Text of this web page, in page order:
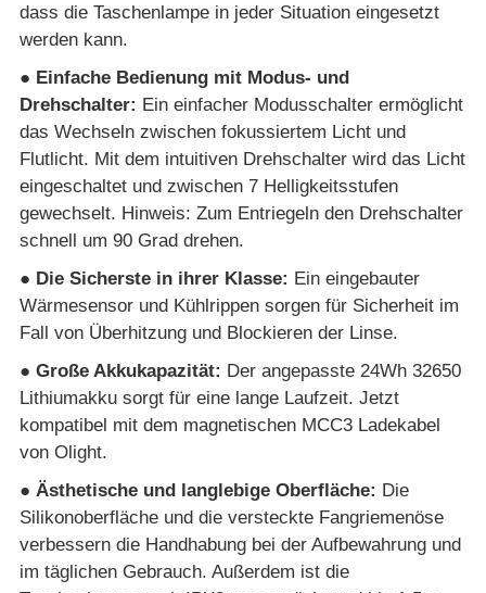
dass die Taschenlampe in jeder Situation eingesetzt
werden kann.
● Einfache Bedienung mit Modus- und
Drehschalter: Ein einfacher Modusschalter ermöglicht
das Wechseln zwischen fokussiertem Licht und
Flutlicht. Mit dem intuitiven Drehschalter wird das Licht
eingeschaltet und zwischen 7 Helligkeitsstufen
gewechselt. Hinweis: Zum Entriegeln den Drehschalter
schnell um 90 Grad drehen.
● Die Sicherste in ihrer Klasse: Ein eingebauter
Wärmesensor und Kühlrippen sorgen für Sicherheit im
Fall von Überhitzung und Blockieren der Linse.
● Große Akkukapazität: Der angepasste 24Wh 32650
Lithiumakku sorgt für eine lange Laufzeit. Jetzt
kompatibel mit dem magnetischen MCC3 Ladekabel
von Olight.
● Ästhetische und langlebige Oberfläche: Die
Silikonoberfläche und die versteckte Fangriemenöse
verbessern die Handhabung bei der Aufbewahrung und
im täglichen Gebrauch. Außerdem ist die